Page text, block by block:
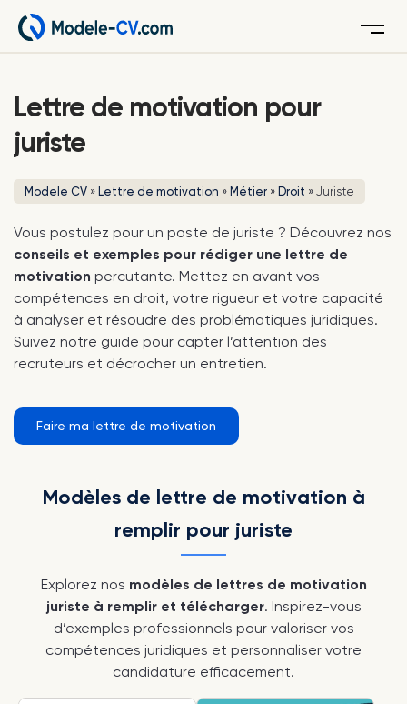
Menu
Lettre de motivation pour
juriste
Modele CV » Lettre de motivation » Métier » Droit » Juriste
Vous postulez pour un poste de juriste ? Découvrez nos
conseils et exemples pour rédiger une lettre de
motivation percutante. Mettez en avant vos
compétences en droit, votre rigueur et votre capacité
à analyser et résoudre des problématiques juridiques.
Suivez notre guide pour capter l’attention des
recruteurs et décrocher un entretien.
Faire ma lettre de motivation
Modèles de lettre de motivation à
remplir pour juriste
Explorez nos modèles de lettres de motivation
juriste à remplir et télécharger. Inspirez-vous
d’exemples professionnels pour valoriser vos
compétences juridiques et personnaliser votre
candidature efficacement.